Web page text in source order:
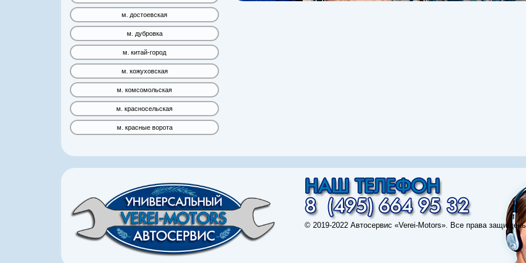
м. достоевская
м. дубровка
м. китай-город
м. кожуховская
м. комсомольская
м. красносельская
м. красные ворота
© 2019-2022 Автосервис «Verei-Motors». Все права